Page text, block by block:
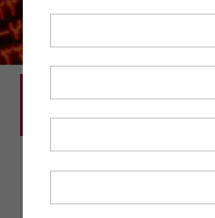
رزرو کنید.
حسابداران خبره